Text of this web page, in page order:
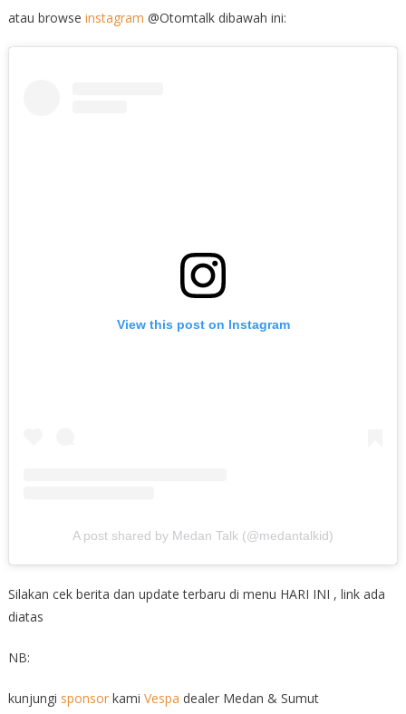
atau browse instagram @Otomtalk dibawah ini:
View this post on Instagram
A post shared by Medan Talk (@medantalkid)
Silakan cek berita dan update terbaru di menu HARI INI , link ada
diatas
NB:
kunjungi sponsorkami Vespa dealer Medan & Sumut